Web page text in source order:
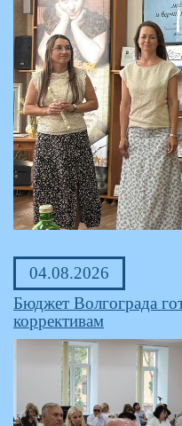
04.08.2026
Бюджет Волгограда
коррективам